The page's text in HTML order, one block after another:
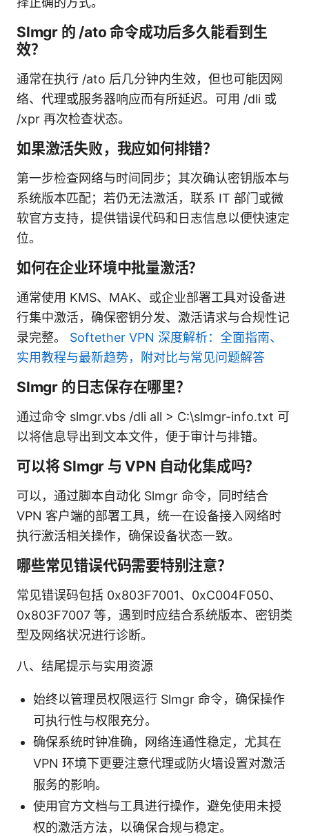
Slmgr 的 /ato 命令成功后多久能看到生
效？
通常在执行 /ato 后几分钟内生效，但也可能因网
络、代理或服务器响应而有所延迟。可用 /dli 或
/xpr 再次检查状态。
如果激活失败，我应如何排错？
第一步检查网络与时间同步；其次确认密钥版本与
系统版本匹配；若仍无法激活，联系 IT 部门或微
软官方支持，提供错误代码和日志信息以便快速定
位。
如何在企业环境中批量激活？
通常使用 KMS、MAK、或企业部署工具对设备进
行集中激活，确保密钥分发、激活请求与合规性记
录完整。 Softether VPN 深度解析：全面指南、
实用教程与最新趋势，附对比与常见问题解答
Slmgr 的日志保存在哪里？
通过命令 slmgr.vbs /dli all > C:\slmgr-info.txt 可
以将信息导出到文本文件，便于审计与排错。
可以将 Slmgr 与 VPN 自动化集成吗？
可以，通过脚本自动化 Slmgr 命令，同时结合
VPN 客户端的部署工具，统一在设备接入网络时
执行激活相关操作，确保设备状态一致。
哪些常见错误代码需要特别注意？
常见错误码包括 0x803F7001、0xC004F050、
0x803F7007 等，遇到时应结合系统版本、密钥类
型及网络状况进行诊断。
八、结尾提示与实用资源
始终以管理员权限运行 Slmgr 命令，确保操作
可执行性与权限充分。
确保系统时钟准确，网络连通性稳定，尤其在
VPN 环境下更要注意代理或防火墙设置对激活
服务的影响。
使用官方文档与工具进行操作，避免使用未授
权的激活方法，以确保合规与稳定。